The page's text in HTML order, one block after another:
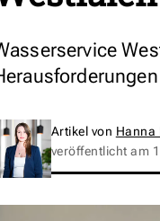
Artikel von Hanna
veröffentlicht am